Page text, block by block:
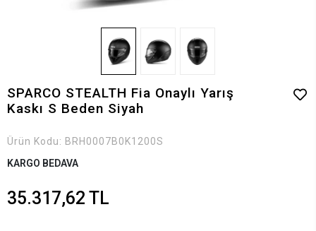
SPARCO STEALTH Fia Onaylı Yarış
Kaskı S Beden Siyah
Ürün Kodu: BRH0007B0K1200S
KARGO BEDAVA
35.317,62 TL